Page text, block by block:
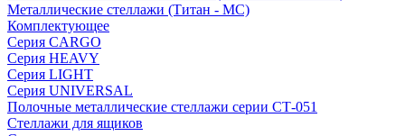
Металлические стеллажи (Титан - МС)
Комплектующее
Серия CARGO
Серия HEAVY
Серия LIGHT
Серия UNIVERSAL
Полочные металлические стеллажи серии СТ-051
Стеллажи для ящиков